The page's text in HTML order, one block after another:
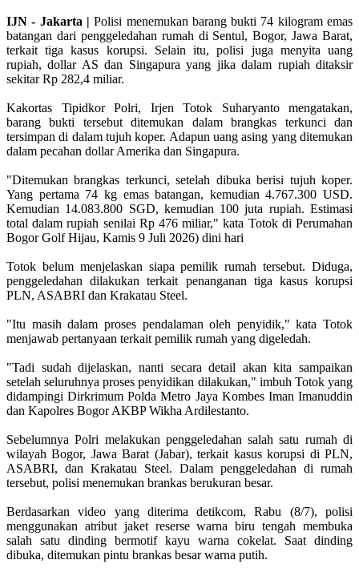
IJN - Jakarta | Polisi menemukan barang bukti 74 kilogram emas
batangan dari penggeledahan rumah di Sentul, Bogor, Jawa Barat,
terkait tiga kasus korupsi. Selain itu, polisi juga menyita uang
rupiah, dollar AS dan Singapura yang jika dalam rupiah ditaksir
sekitar Rp 282,4 miliar.
Kakortas Tipidkor Polri, Irjen Totok Suharyanto mengatakan,
barang bukti tersebut ditemukan dalam brangkas terkunci dan
tersimpan di dalam tujuh koper. Adapun uang asing yang ditemukan
dalam pecahan dollar Amerika dan Singapura.
"Ditemukan brangkas terkunci, setelah dibuka berisi tujuh koper.
Yang pertama 74 kg emas batangan, kemudian 4.767.300 USD.
Kemudian 14.083.800 SGD, kemudian 100 juta rupiah. Estimasi
total dalam rupiah senilai Rp 476 miliar," kata Totok di Perumahan
Bogor Golf Hijau, Kamis 9 Juli 2026) dini hari
Totok belum menjelaskan siapa pemilik rumah tersebut. Diduga,
penggeledahan dilakukan terkait penanganan tiga kasus korupsi
PLN, ASABRI dan Krakatau Steel.
"Itu masih dalam proses pendalaman oleh penyidik," kata Totok
menjawab pertanyaan terkait pemilik rumah yang digeledah.
"Tadi sudah dijelaskan, nanti secara detail akan kita sampaikan
setelah seluruhnya proses penyidikan dilakukan," imbuh Totok yang
didampingi Dirkrimum Polda Metro Jaya Kombes Iman Imanuddin
dan Kapolres Bogor AKBP Wikha Ardilestanto.
Sebelumnya Polri melakukan penggeledahan salah satu rumah di
wilayah Bogor, Jawa Barat (Jabar), terkait kasus korupsi di PLN,
ASABRI, dan Krakatau Steel. Dalam penggeledahan di rumah
tersebut, polisi menemukan brankas berukuran besar.
Berdasarkan video yang diterima detikcom, Rabu (8/7), polisi
menggunakan atribut jaket reserse warna biru tengah membuka
salah satu dinding bermotif kayu warna cokelat. Saat dinding
dibuka, ditemukan pintu brankas besar warna putih.